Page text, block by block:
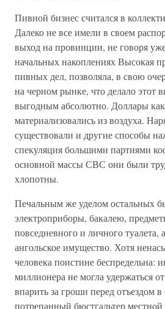
Пивной бизнес считался в
Далеко не все имели в своем
выход на провинции, не говоря
начальных накоплениях Высокая
пивных дел, позволяла, в свою
на черном рынке, что делало этот
выгодным абсолютно. Доллары
материализовались из воздуха.
существовали и другие способы
спекуляция большими партиями
основной массы СВС они были
хлопотны.
Печальным же уделом остальных
электроприборы, бакалею,
повседневного и личного туалета,
ангольское имущество. Хотя
человека поистине беспредельна:
миллионера не могла удержаться
впарить за гроши перед отъездом
потрепанный бюстгальтер